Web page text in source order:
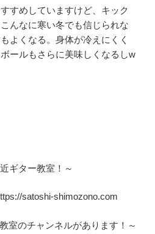
すめしていますけど、キック
んなに寒い冬でも信じられな
よくなる。身体が冷えにくく
ールもさらに美味しくなるしw
ギター教室！～
satoshi-shimozono.com
室のチャンネルがあります！～